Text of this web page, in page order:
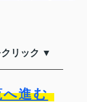
リック ▼
へ進む